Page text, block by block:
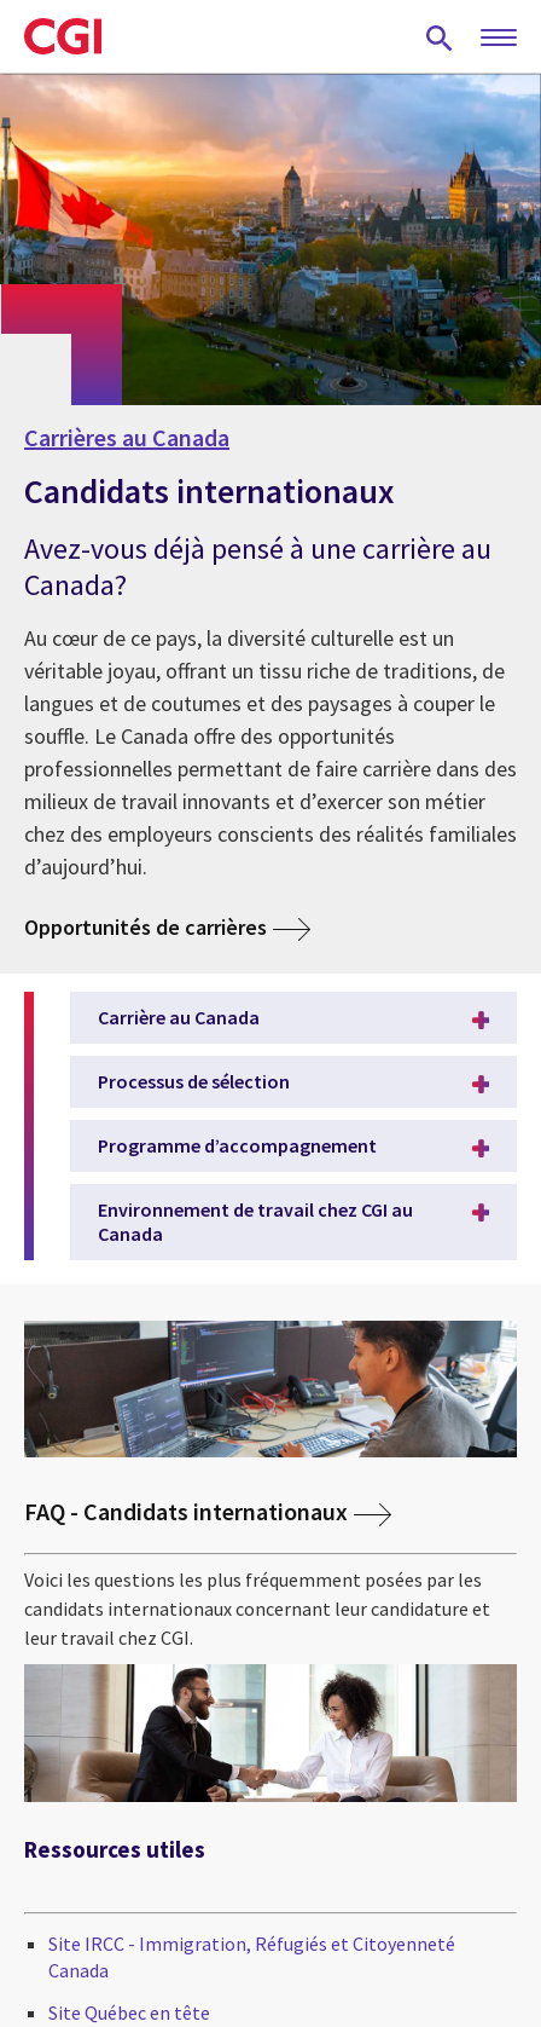
Skip
to
main
content
Carrières au Canada
Candidats internationaux
Avez-vous déjà pensé à une carrière au
Canada?
Au cœur de ce pays, la diversité culturelle est un
véritable joyau, offrant un tissu riche de traditions, de
langues et de coutumes et des paysages à couper le
souffle. Le Canada offre des opportunités
professionnelles permettant de faire carrière dans des
milieux de travail innovants et d’exercer son métier
chez des employeurs conscients des réalités familiales
d’aujourd’hui.
Opportunités de carrières
Carrière au Canada
Processus de sélection
Programme d’accompagnement
Environnement de travail chez CGI au
Canada
FAQ - Candidats internationaux
Voici les questions les plus fréquemment posées par les
candidats internationaux concernant leur candidature et
leur travail chez CGI.
Ressources utiles
Site IRCC - Immigration, Réfugiés et Citoyenneté
Canada
Site Québec en tête